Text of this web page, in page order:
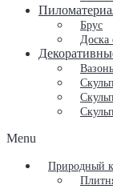
Брус
Доска
Menu
Природный